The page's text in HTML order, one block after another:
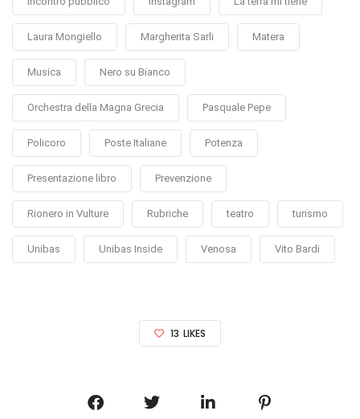
Laura Mongiello Margherita Sarli Matera
Musica Nero su Bianco
Orchestra della Magna Grecia Pasquale Pepe
Policoro Poste Italiane Potenza
Presentazione libro Prevenzione
Rionero in Vulture Rubriche teatro turismo
Unibas Unibas Inside Venosa Vito Bardi
13 LIKES